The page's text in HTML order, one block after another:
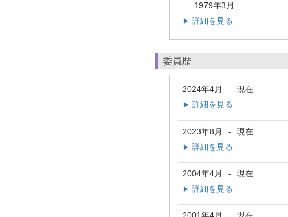
- 1979年3月
▶ 詳細を見る
委員歴
2024年4月 - 現在
▶ 詳細を見る
2023年8月 - 現在
▶ 詳細を見る
2004年4月 - 現在
▶ 詳細を見る